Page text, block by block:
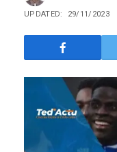
UPDATED: 29/11/2023